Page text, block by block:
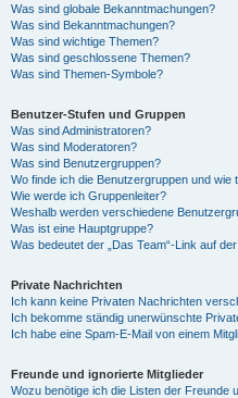
Was sind globale Bekanntmachungen?
Was sind Bekanntmachungen?
Was sind wichtige Themen?
Was sind geschlossene Themen?
Was sind Themen-Symbole?
Benutzer-Stufen und Gruppen
Was sind Administratoren?
Was sind Moderatoren?
Was sind Benutzergruppen?
Wo finde ich die Benutzergruppen und wie
Wie werde ich Gruppenleiter?
Weshalb werden verschiedene
Was ist eine Hauptgruppe?
Was bedeutet der „Das Team“-Link auf
Private Nachrichten
Ich kann keine Privaten Nachrichten
Ich bekomme ständig unerwünschte
Ich habe eine Spam-E-Mail von einem
Freunde und ignorierte Mitglieder
Wozu benötige ich die Listen der Freunde